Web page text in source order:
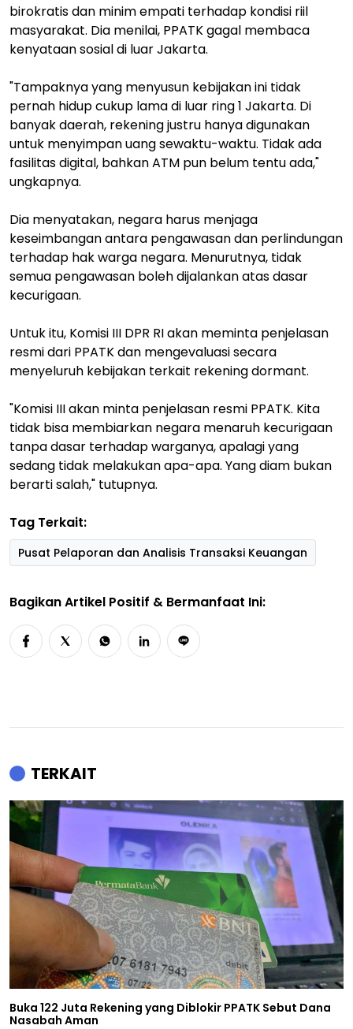
birokratis dan minim empati terhadap kondisi riil
masyarakat. Dia menilai, PPATK gagal membaca
kenyataan sosial di luar Jakarta.
"Tampaknya yang menyusun kebijakan ini tidak
pernah hidup cukup lama di luar ring 1 Jakarta. Di
banyak daerah, rekening justru hanya digunakan
untuk menyimpan uang sewaktu-waktu. Tidak ada
fasilitas digital, bahkan ATM pun belum tentu ada,"
ungkapnya.
Dia menyatakan, negara harus menjaga
keseimbangan antara pengawasan dan perlindungan
terhadap hak warga negara. Menurutnya, tidak
semua pengawasan boleh dijalankan atas dasar
kecurigaan.
Untuk itu, Komisi III DPR RI akan meminta penjelasan
resmi dari PPATK dan mengevaluasi secara
menyeluruh kebijakan terkait rekening dormant.
"Komisi III akan minta penjelasan resmi PPATK. Kita
tidak bisa membiarkan negara menaruh kecurigaan
tanpa dasar terhadap warganya, apalagi yang
sedang tidak melakukan apa-apa. Yang diam bukan
berarti salah," tutupnya.
Tag Terkait:
Pusat Pelaporan dan Analisis Transaksi Keuangan
Bagikan Artikel Positif & Bermanfaat Ini:
TERKAIT
Buka 122 Juta Rekening yang Diblokir PPATK Sebut Dana
Nasabah Aman